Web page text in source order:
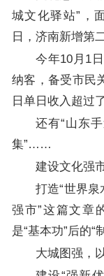
城文化驿站”，
日，济南新增第
今年10月1
纳客，备受市民
日单日收入超过
还有“山东
集”……
建设文化强
打造“世界
强市”这篇文章
是“基本功”后的“
大城图强，